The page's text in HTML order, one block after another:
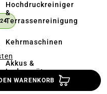
Hochdruckreiniger
&
Terrassenreinigung
Kehrmaschinen
Akkus &
Ladegeräte
NICHT VERFÜGBAR.)
WARENKORB